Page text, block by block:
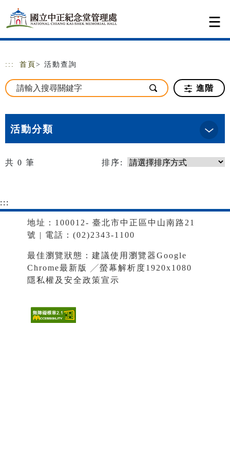
跳到主要內容
網站導覽
::: 首頁 > 活動查詢
進階
活動分類
共 0 筆 排序:
:::
地址：100012- 臺北市中正區中山南路21
號 | 電話：(02)2343-1100
最佳瀏覽狀態：建議使用瀏覽器Google
Chrome最新版 ╱螢幕解析度1920x1080
隱私權及安全政策宣示